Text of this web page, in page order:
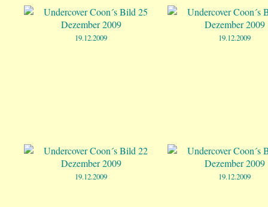
19.12.2009 19.12.2009
19.12.2009 19.12.2009